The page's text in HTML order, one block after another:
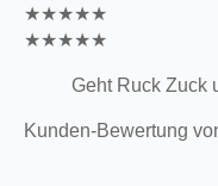
★★★★★
★★★★★
Geht Ruck Zuck
Kunden-Bewertung